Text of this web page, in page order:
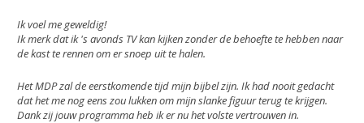
Ik voel me geweldig!
Ik merk dat ik 's avonds TV kan kijken zonder de behoefte te hebben naar
de kast te rennen om er snoep uit te halen.
Het MDP zal de eerstkomende tijd mijn bijbel zijn. Ik had nooit gedacht
dat het me nog eens zou lukken om mijn slanke figuur terug te krijgen.
Dank zij jouw programma heb ik er nu het volste vertrouwen in.